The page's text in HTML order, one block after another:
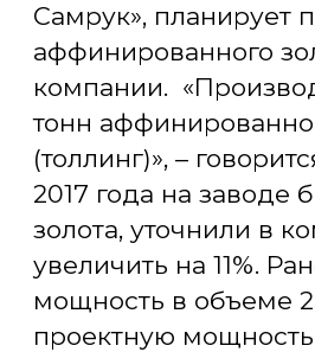
Самрук», планирует
аффинированного
компании.
тонн
(толлинг)», –
2017 года на заводе
золота, уточнили в
увеличить на 11%.
мощность в объеме
проектную мощность